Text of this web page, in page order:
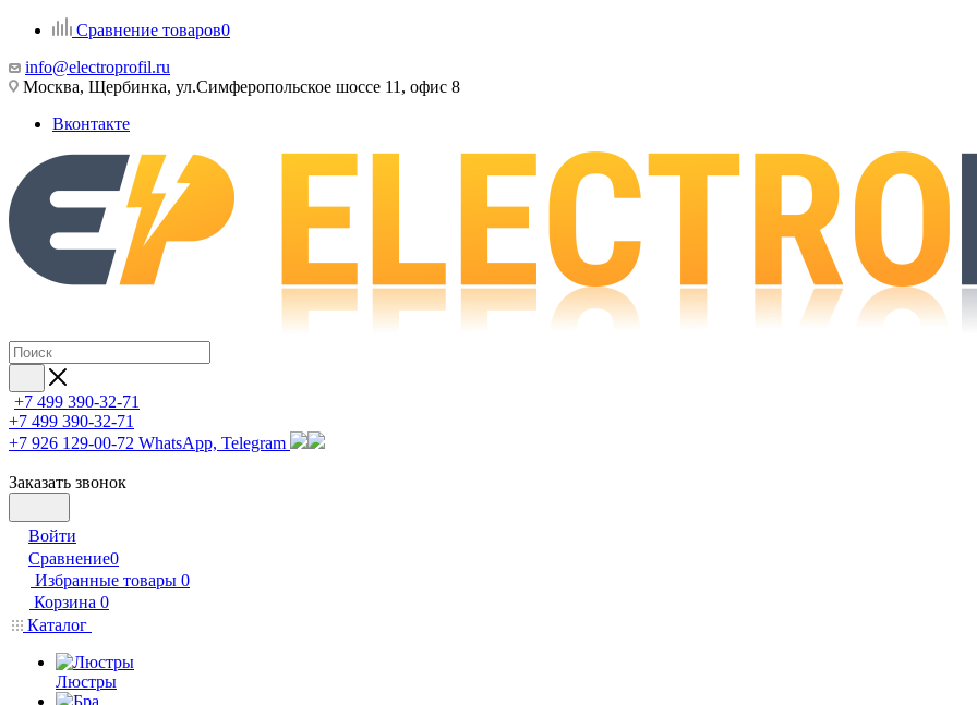
Сравнение товаров0
info@electroprofil.ru
Москва, Щербинка, ул.Симферопольское шоссе 11, офис 8
Вконтакте
+7 499 390-32-71
+7 499 390-32-71
+7 926 129-00-72 WhatsApp, Telegram
Заказать звонок
Войти
Сравнение0
Избранные товары 0
Корзина 0
Каталог
Люстры